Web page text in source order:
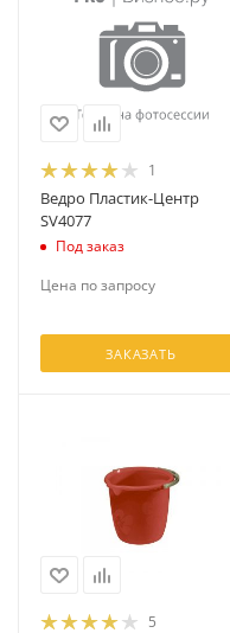
1
Ведро Пластик-Центр
SV4077
Под заказ
Цена по запросу
ЗАКАЗАТЬ
5